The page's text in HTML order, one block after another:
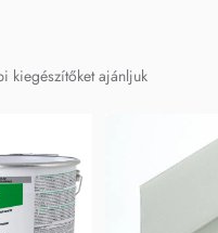
kiegészítőket ajánljuk